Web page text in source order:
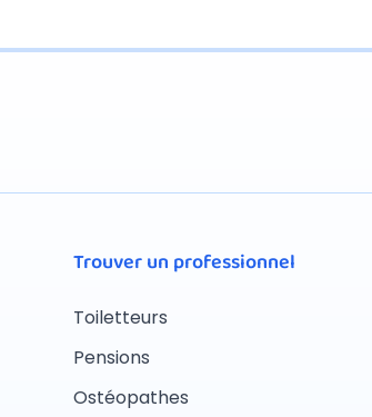
Trouver un professionnel
Toiletteurs
Pensions
Ostéopathes